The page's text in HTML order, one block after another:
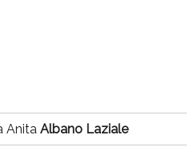
Anita Albano Laziale